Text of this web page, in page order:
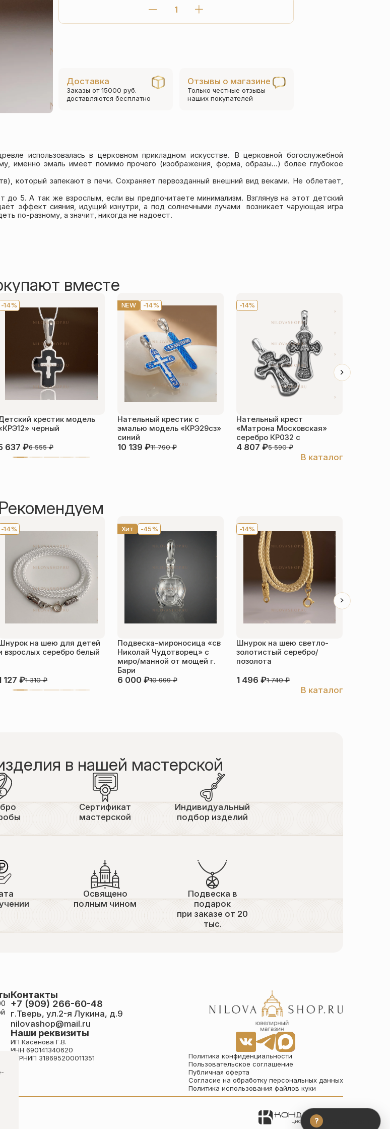
Количество
товара
горячей
эмалью
«КРЭ13»
Доставка
Заказы от 15000 руб.
доставляются бесплатно
Отзывы о магазине
Только честные отзывы
наших покупателей
использовалась в церковном прикладном искусстве. В церковной богослужебной
именно эмаль имеет помимо прочего (изображения, форма, образы…) более глубокое
который запекают в печи. Сохраняет первозданный внешний вид веками. Не облетает,
до 5. А так же взрослым, если вы предпочитаете минимализм. Взглянув на этот детский
эффект сияния, идущий изнутри, а под солнечными лучами возникает чарующая игра
по-разному, а значит, никогда не надоест.
вместе
-14%
крестик модель
черный
637₽6 555₽
NEW -14%
Нательный крестик с
эмалью модель «КРЭ29сз»
синий
10 139 ₽11 790₽
-14%
Нательный крест
«Матрона Московская»
серебро КР032 с
4 807 ₽5 590₽
В каталог
Рекомендуем
-14%
на шею для детей
взрослых серебро белый
127₽1 310₽
Хит -45%
Подвеска-мироносица «св
Николай Чудотворец» с
миро/манной от мощей г.
Бари
6 000 ₽10 999₽
-14%
Шнурок на шею светло-
золотистый серебро/
позолота
1 496 ₽1 740₽
В каталог
в нашей мастерской
Сертификат
мастерской
Индивидуальный
подбор изделий
Освящено
полным чином
Подвеска в
подарок
при заказе от 20
тыс.
Контакты
+7 (909) 266-60-48
г.Тверь, ул.2-я Лукина, д.9
nilovashop@mail.ru
Наши реквизиты
ИП Касенова Г.В.
ИНН 690141340620
ОГРНИП 318695200011351
Политика конфиденциальности
Пользовательское соглашение
Публичная оферта
Согласие на обработку персональных данных
Политика использования файлов куки
?